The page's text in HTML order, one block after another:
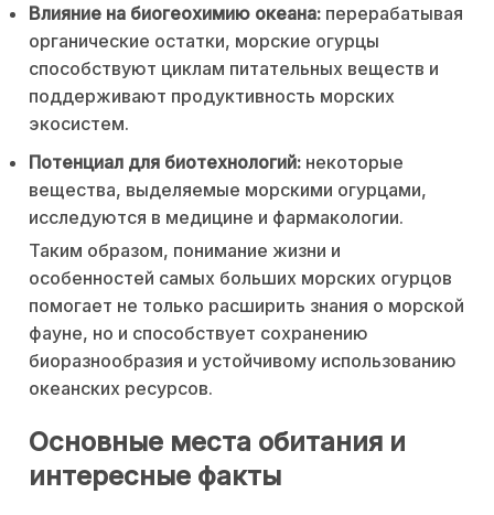
Влияние на биогеохимию океана: перерабатывая
органические остатки, морские огурцы
способствуют циклам питательных веществ и
поддерживают продуктивность морских
экосистем.
Потенциал для биотехнологий: некоторые
вещества, выделяемые морскими огурцами,
исследуются в медицине и фармакологии.
Таким образом, понимание жизни и
особенностей самых больших морских огурцов
помогает не только расширить знания о морской
фауне, но и способствует сохранению
биоразнообразия и устойчивому использованию
океанских ресурсов.
Основные места обитания и
интересные факты